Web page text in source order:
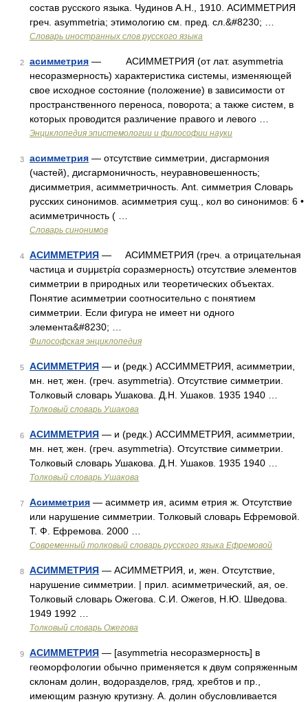
состав русского языка. Чудинов А.Н., 1910. АСИММЕТРИЯ
греч. asymmetria; этимологию см. пред. сл.&#8230; …
Словарь иностранных слов русского языка
2 асимметрия — АСИММЕТРИЯ (от лат. asymmetria
несоразмерность) характеристика системы, изменяющей
свое исходное состояние (положение) в зависимости от
пространственного переноса, поворота; а также систем, в
которых проводится различение правого и левого …
Энциклопедия эпистемологии и философии науки
3 асимметрия — отсутствие симметрии, дисгармония
(частей), дисгармоничность, неуравновешенность;
дисимметрия, асимметричность. Ant. симметрия Словарь
русских синонимов. асимметрия сущ., кол во синонимов: 6 •
асимметричность ( …
Словарь синонимов
4 АСИММЕТРИЯ — АСИММЕТРИЯ (греч. а отрицательная
частица и συμμετρία соразмерность) отсутствие элементов
симметрии в природных или теоретических объектах.
Понятие асимметрии соотносительно с понятием
симметрии. Если фигура не имеет ни одного
элемента&#8230; …
Философская энциклопедия
5 АСИММЕТРИЯ — и (редк.) АССИММЕТРИЯ, асимметрии,
мн. нет, жен. (греч. asymmetria). Отсутствие симметрии.
Толковый словарь Ушакова. Д.Н. Ушаков. 1935 1940 …
Толковый словарь Ушакова
6 АСИММЕТРИЯ — и (редк.) АССИММЕТРИЯ, асимметрии,
мн. нет, жен. (греч. asymmetria). Отсутствие симметрии.
Толковый словарь Ушакова. Д.Н. Ушаков. 1935 1940 …
Толковый словарь Ушакова
7 Асимметрия — асимметр ия, асимм етрия ж. Отсутствие
или нарушение симметрии. Толковый словарь Ефремовой.
Т. Ф. Ефремова. 2000 …
Современный толковый словарь русского языка Ефремовой
8 АСИММЕТРИЯ — АСИММЕТРИЯ, и, жен. Отсутствие,
нарушение симметрии. | прил. асимметрический, ая, ое.
Толковый словарь Ожегова. С.И. Ожегов, Н.Ю. Шведова.
1949 1992 …
Толковый словарь Ожегова
9 АСИММЕТРИЯ — [asymmetria несоразмерность] в
геоморфологии обычно применяется к двум сопряженным
склонам долин, водоразделов, гряд, хребтов и пр.,
имеющим разную крутизну. А. долин обусловливается